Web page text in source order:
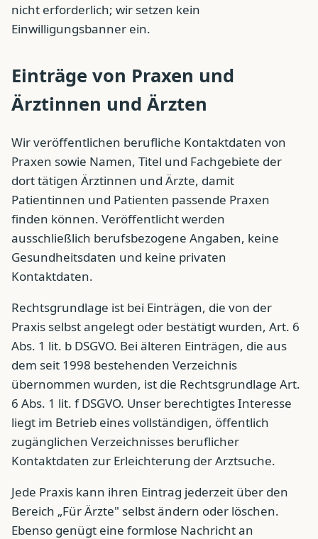
nicht erforderlich; wir setzen kein
Einwilligungsbanner ein.
Einträge von Praxen und
Ärztinnen und Ärzten
Wir veröffentlichen berufliche Kontaktdaten von
Praxen sowie Namen, Titel und Fachgebiete der
dort tätigen Ärztinnen und Ärzte, damit
Patientinnen und Patienten passende Praxen
finden können. Veröffentlicht werden
ausschließlich berufsbezogene Angaben, keine
Gesundheitsdaten und keine privaten
Kontaktdaten.
Rechtsgrundlage ist bei Einträgen, die von der
Praxis selbst angelegt oder bestätigt wurden, Art. 6
Abs. 1 lit. b DSGVO. Bei älteren Einträgen, die aus
dem seit 1998 bestehenden Verzeichnis
übernommen wurden, ist die Rechtsgrundlage Art.
6 Abs. 1 lit. f DSGVO. Unser berechtigtes Interesse
liegt im Betrieb eines vollständigen, öffentlich
zugänglichen Verzeichnisses beruflicher
Kontaktdaten zur Erleichterung der Arztsuche.
Jede Praxis kann ihren Eintrag jederzeit über den
Bereich „Für Ärzte" selbst ändern oder löschen.
Ebenso genügt eine formlose Nachricht an